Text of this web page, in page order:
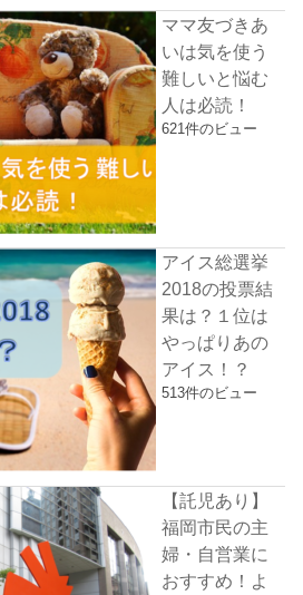
ママ友づきあ
いは気を使う
難しいと悩む
人は必読！
621件のビュー
アイス総選挙
2018の投票結
果は？１位は
やっぱりあの
アイス！？
513件のビュー
【託児あり】
福岡市民の主
婦・自営業に
おすすめ！よ